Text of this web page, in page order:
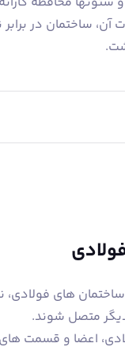
آن، ساختمان در
های فولادی،
متصل شوند.
اعضا و قسمت